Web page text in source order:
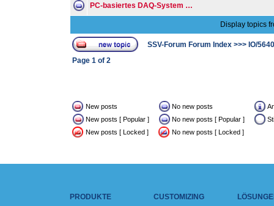
PC-basiertes DAQ-System …
Display topics
SSV-Forum Forum Index >>> IO/5640
Page 1 of 2
New posts No new posts
New posts [ Popular ]
No new posts [ Popular ]
New posts [ Locked ]
No new posts [ Locked ]
PRODUKTE
CUSTOMIZING